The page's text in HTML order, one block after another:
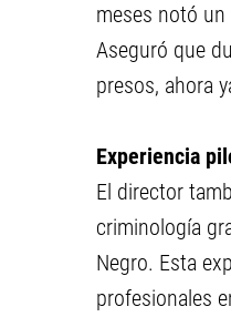
meses notó
Aseguró que
presos, ahora
Experiencia
El director
criminología
Negro. Esta
profesionales